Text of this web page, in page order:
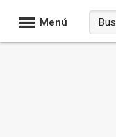
Menú